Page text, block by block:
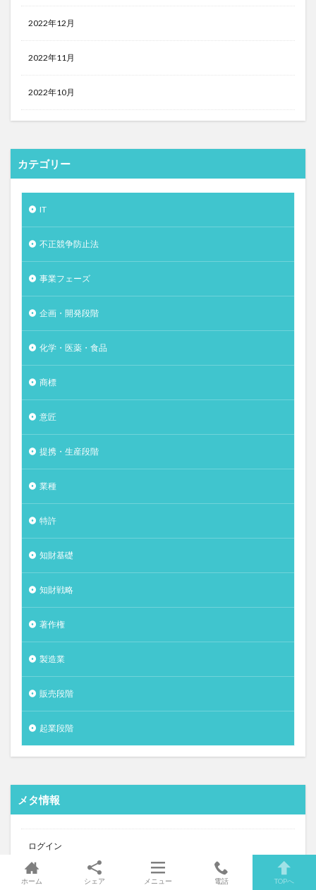
2022年12月
2022年11月
2022年10月
カテゴリー
IT
不正競争防止法
事業フェーズ
企画・開発段階
化学・医薬・食品
商標
意匠
提携・生産段階
業種
特許
知財基礎
知財戦略
著作権
製造業
販売段階
起業段階
メタ情報
ログイン
投稿フィード
ホーム シェア メニュー 電話 TOPへ